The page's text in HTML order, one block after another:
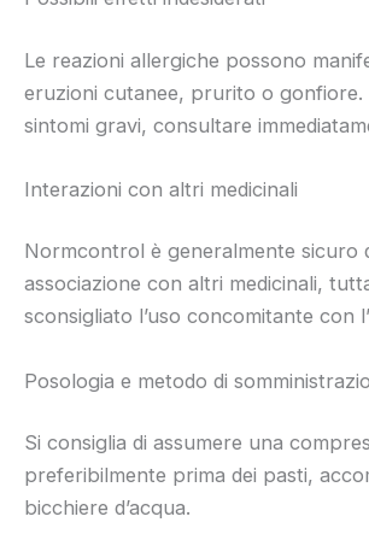
Le reazioni allergiche possono
eruzioni cutanee, prurito o gonfiore.
sintomi gravi, consultare
Interazioni con altri medicinali
Normcontrol è generalmente sicuro
associazione con altri medicinali,
sconsigliato l’uso concomitante con
Posologia e metodo di
Si consiglia di assumere una
preferibilmente prima dei pasti,
bicchiere d’acqua.